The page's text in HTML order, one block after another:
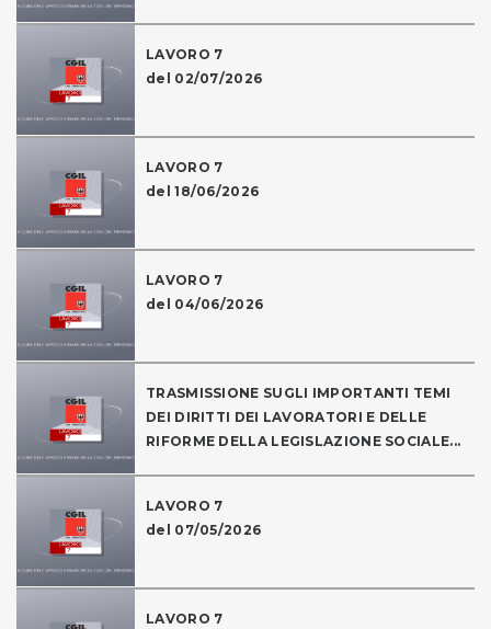
LAVORO 7
del 02/07/2026
LAVORO 7
del 18/06/2026
LAVORO 7
del 04/06/2026
TRASMISSIONE SUGLI IMPORTANTI TEMI
DEI DIRITTI DEI LAVORATORI E DELLE
RIFORME DELLA LEGISLAZIONE SOCIALE...
LAVORO 7
del 07/05/2026
LAVORO 7